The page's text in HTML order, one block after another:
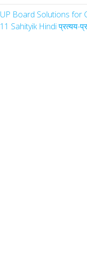
UP Board Solutions for
11 Sahityik Hindi प्रत्यय-